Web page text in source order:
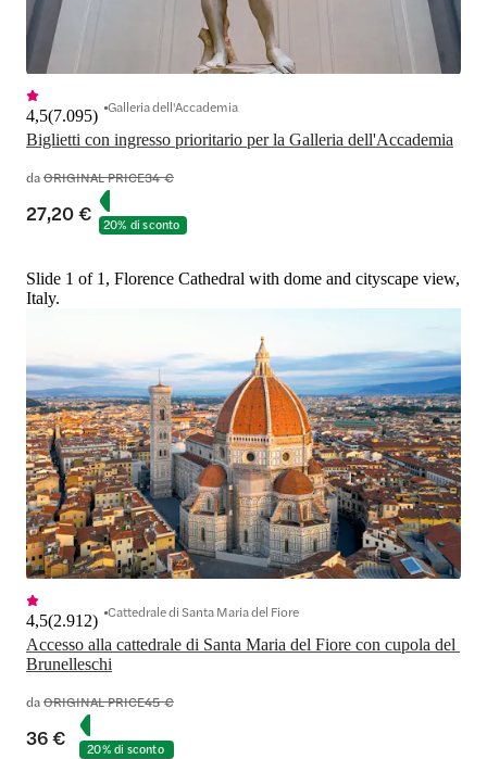
Biglietti con ingresso prioritario per la Galleria dell'Accademia
4,5(7.095) Galleria dell'Accademia
daORIGINAL PRICE34 €
27,20 € 20% di sconto
Slide 1 of 1, Florence Cathedral with dome and cityscape view,
Italy.
Accesso alla cattedrale di Santa Maria del Fiore con cupola del
Brunelleschi
4,5(2.912) Cattedrale di Santa Maria del Fiore
daORIGINAL PRICE45 €
36 € 20% di sconto